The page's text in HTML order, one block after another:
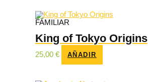
FAMILIAR
King of Tokyo Origins
25,00 € AÑADIR